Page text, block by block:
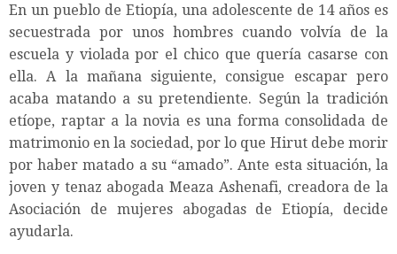
En un pueblo de Etiopía, una adolescente de 14 años es
secuestrada por unos hombres cuando volvía de la
escuela y violada por el chico que quería casarse con
ella. A la mañana siguiente, consigue escapar pero
acaba matando a su pretendiente. Según la tradición
etíope, raptar a la novia es una forma consolidada de
matrimonio en la sociedad, por lo que Hirut debe morir
por haber matado a su “amado”. Ante esta situación, la
joven y tenaz abogada Meaza Ashenafi, creadora de la
Asociación de mujeres abogadas de Etiopía, decide
ayudarla.